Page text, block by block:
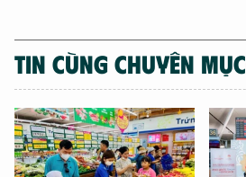
TIN CÙNG CHUYÊN MỤC